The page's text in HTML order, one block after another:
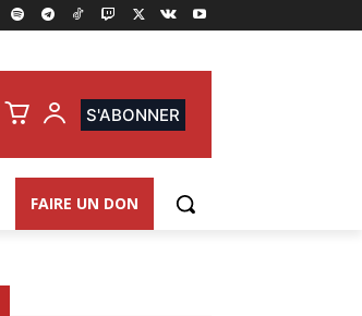
S'ABONNER
FAIRE UN DON